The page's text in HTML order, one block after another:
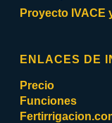
Proyecto IVACE
ENLACES DE
Precio
Funciones